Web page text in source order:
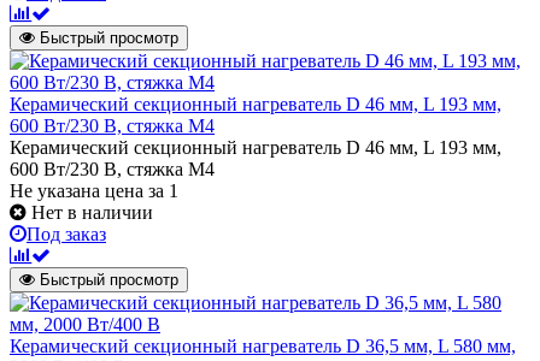
Быстрый просмотр
Керамический секционный нагреватель D 46 мм, L 193 мм,
600 Вт/230 В, стяжка М4
Керамический секционный нагреватель D 46 мм, L 193 мм,
600 Вт/230 В, стяжка М4
Не указана цена за 1
Нет в наличии
Под заказ
Быстрый просмотр
Керамический секционный нагреватель D 36,5 мм, L 580 мм,